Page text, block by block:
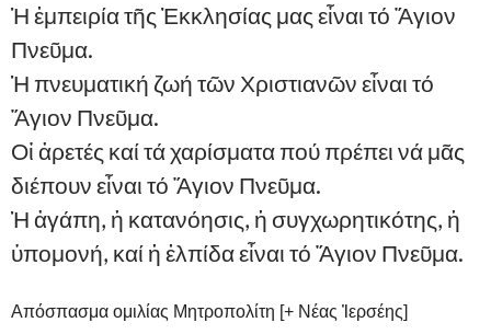
Ἡ ἐμπειρία τῆς Ἐκκλησίας μας εἶναι τό Ἅγιον
Πνεῦμα.
Ἡ πνευματική ζωή τῶν Χριστιανῶν εἶναι τό
Ἅγιον Πνεῦμα.
Οἰ ἀρετές καί τά χαρίσματα πού πρέπει νά μᾶς
διέπουν εἶναι τό Ἅγιον Πνεῦμα.
Ἡ ἀγάπη, ἡ κατανόησις, ἡ συγχωρητικότης, ἡ
ὑπομονή, καί ἡ ἐλπίδα εἶναι τό Ἅγιον Πνεῦμα.
Απόσπασμα ομιλίας Μητροπολίτη [+ Νέας Ἰερσέης]